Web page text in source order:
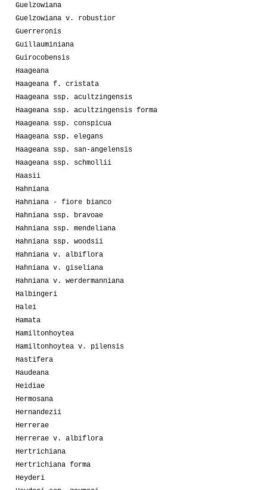
Guelzowiana
Guelzowiana v. robustior
Guerreronis
Guillauminiana
Guirocobensis
Haageana
Haageana f. cristata
Haageana ssp. acultzingensis
Haageana ssp. acultzingensis forma
Haageana ssp. conspicua
Haageana ssp. elegans
Haageana ssp. san-angelensis
Haageana ssp. schmollii
Haasii
Hahniana
Hahniana - fiore bianco
Hahniana ssp. bravoae
Hahniana ssp. mendeliana
Hahniana ssp. woodsii
Hahniana v. albiflora
Hahniana v. giseliana
Hahniana v. werdermanniana
Halbingeri
Halei
Hamata
Hamiltonhoytea
Hamiltonhoytea v. pilensis
Hastifera
Haudeana
Heidiae
Hermosana
Hernandezii
Herrerae
Herrerae v. albiflora
Hertrichiana
Hertrichiana forma
Heyderi